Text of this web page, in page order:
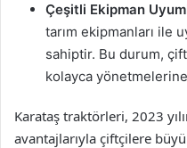
Çeşitli Ekipman
tarım ekipmanları ile
sahiptir. Bu durum,
kolayca
Karataş traktörleri, 2023
avantajlarıyla çiftçilere